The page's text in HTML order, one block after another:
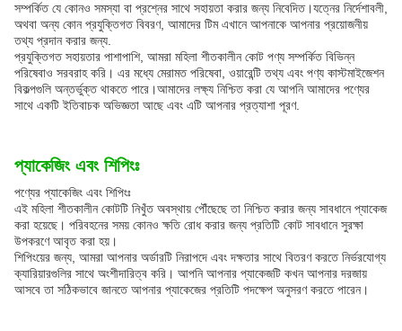
সম্পর্কিত যে কোনও সমস্যা বা প্রশ্নের সাথে সহায়তা করার জন্য নিবেদিত।যত্নের নির্দেশাবলী,
অথবা অন্য কোন প্রযুক্তিগত বিবরণ, আমাদের টিম এখানে আপনাকে আপনার প্রয়োজনীয়
তথ্য প্রদান করার জন্য.
প্রযুক্তিগত সহায়তার পাশাপাশি, আমরা মহিলা শীতকালীন কোট পণ্য সম্পর্কিত বিভিন্ন
পরিষেবাও সরবরাহ করি। এর মধ্যে মেরামত পরিষেবা, ওয়ারেন্টি তথ্য এবং পণ্য কাস্টমাইজেশন
বিকল্পগুলি অন্তর্ভুক্ত থাকতে পারে।আমাদের লক্ষ্য নিশ্চিত করা যে আপনি আমাদের পণ্যের
সাথে একটি ইতিবাচক অভিজ্ঞতা আছে এবং এটি আপনার প্রত্যাশা পূরণ.
প্যাকেজিং এবং শিপিংঃ
পণ্যের প্যাকেজিং এবং শিপিংঃ
এই মহিলা শীতকালীন কোটটি নিখুঁত অবস্থায় পৌঁছেছে তা নিশ্চিত করার জন্য সাবধানে প্যাকেজ
করা হয়েছে। পরিবহনের সময় কোনও ক্ষতি রোধ করার জন্য প্রতিটি কোট সাবধানে সুরক্ষা
উপকরণে আবৃত করা হয়।
শিপিংয়ের জন্য, আমরা আপনার অর্ডারটি নিরাপদে এবং দক্ষতার সাথে বিতরণ করতে নির্ভরযোগ্য
ক্যারিয়ারগুলির সাথে অংশীদারিত্ব করি। আপনি আপনার প্যাকেজটি কখন আপনার দরজায়
আসবে তা সঠিকভাবে জানতে আপনার প্যাকেজের প্রতিটি পদক্ষেপ অনুসরণ করতে পারেন।